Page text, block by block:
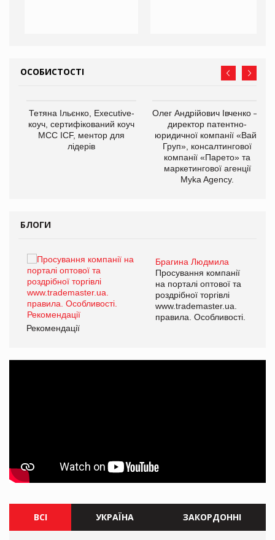
ОСОБИСТОСТІ
Тетяна Ільєнко, Executive-
коуч, сертифікований коуч
МСС ICF, ментор для
лідерів
Олег Андрійович Івченко —
директор патентно-
юридичної компанії «Вайз
Груп», консалтингової
компанії «Парето» та
маркетингової агенції
Myka Agency.
БЛОГИ
Брагина Людмила
Просування компанії
на порталі оптової та
роздрібної торгівлі
www.trademaster.ua.
правила. Особливості.
Рекомендації
ВСІ УКРАЇНА ЗАКОРДОННІ